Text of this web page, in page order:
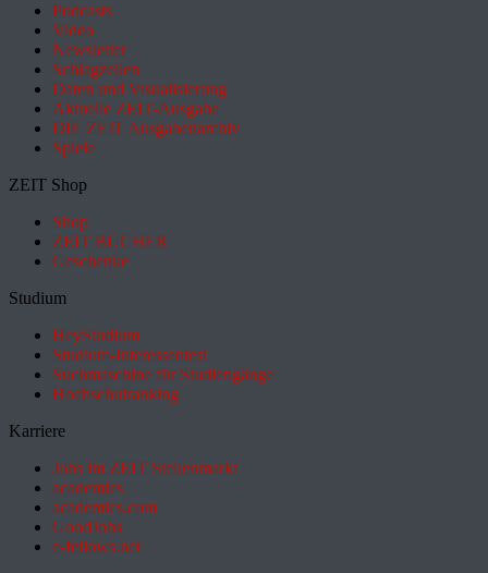
Podcasts
Video
Newsletter
Schlagzeilen
Daten und Visualisierung
Aktuelle ZEIT-Ausgabe
DIE ZEIT Ausgabenarchiv
Spiele
ZEIT Shop
Shop
ZEIT BÜCHER
Geschenke
Studium
HeyStudium
Studium-Interessentest
Suchmaschine für Studiengänge
Hochschulranking
Karriere
Jobs im ZEIT Stellenmarkt
academics
academics.com
GoodJobs
e-fellows.net